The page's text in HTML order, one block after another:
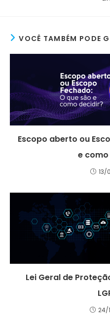
VOCÊ TAMBÉM PODE
Escopo aberto ou
e
13/
Lei Geral de
24/